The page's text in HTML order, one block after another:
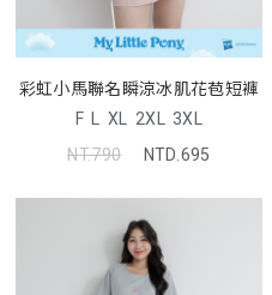
彩虹小馬聯名瞬涼冰肌花苞短褲
F L XL 2XL 3XL
NT.790
NTD.695